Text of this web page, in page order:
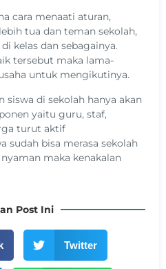
cara menaati aturan,
tua dan teman sekolah,
kelas dan sebagainya.
tersebut maka lama-
untuk mengikutinya.
siswa di sekolah hanya akan
yaitu guru, staf,
turut aktif
sudah bisa merasa sekolah
maka kenakalan
Post Ini
Twitter